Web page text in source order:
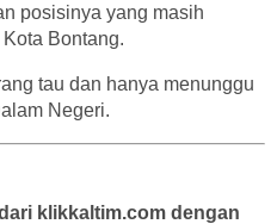
posisinya yang masih
Bontang.
tau dan hanya menunggu
Negeri.
klikkaltim.com dengan